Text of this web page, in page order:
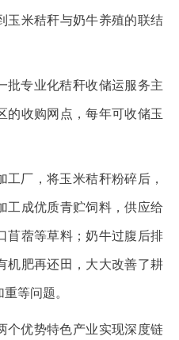
玉米秸秆与奶牛养殖的联结
批专业化秸秆收储运服务主
的收购网点，每年可收储玉
厂，将玉米秸秆粉碎后，
工成优质青贮饲料，供应给
苜蓿等草料；奶牛过腹后排
机肥再还田，大大改善了耕
等问题。
个优势特色产业实现深度链